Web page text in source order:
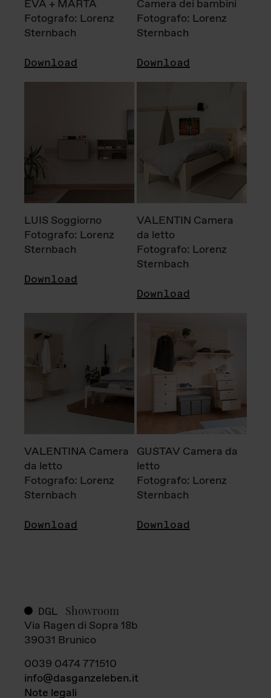
EVA + MARTA
Fotografo: Lorenz
Sternbach
Download
Camera dei bambini
Fotografo: Lorenz
Sternbach
Download
LUIS Soggiorno
Fotografo: Lorenz
Sternbach
Download
VALENTIN Camera
da letto
Fotografo: Lorenz
Sternbach
Download
VALENTINA Camera
da letto
Fotografo: Lorenz
Sternbach
Download
GUSTAV Camera da
letto
Fotografo: Lorenz
Sternbach
Download
DGL Showroom
Via Ragen di Sopra 18b
39031 Brunico
0039 0474 771510
info@dasganzeleben.it
Note legali